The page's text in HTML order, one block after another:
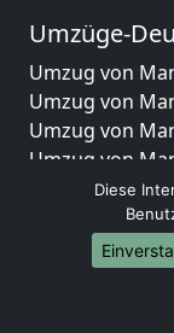
Umzüge-
Umzug von
Umzug von
Umzug von
Umzug von
Umzug von
Umzug von
Umzug von
Umzug von
Umzug von
Diese